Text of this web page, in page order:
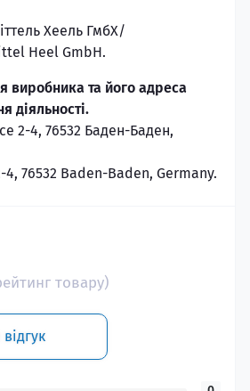
Хеель ГмбХ/
Heel GmbH.
виробника та його адреса
діяльності.
2-4, 76532 Баден-Баден,
4, 76532 Baden-Baden, Germany.
товару)